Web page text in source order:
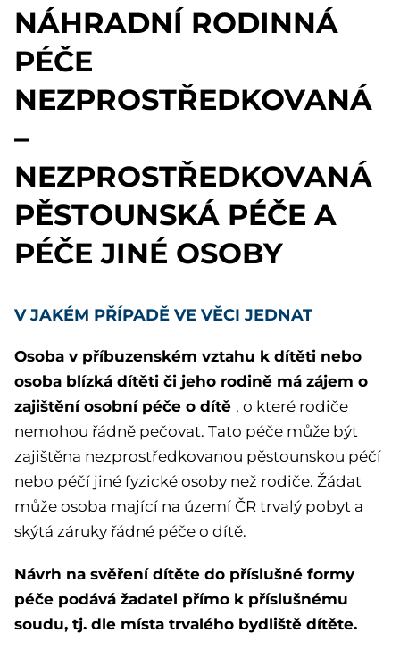
NÁHRADNÍ RODINNÁ
PÉČE
NEZPROSTŘEDKOVANÁ
–
NEZPROSTŘEDKOVANÁ
PĚSTOUNSKÁ PÉČE A
PÉČE JINÉ OSOBY
V JAKÉM PŘÍPADĚ VE VĚCI JEDNAT
Osoba v příbuzenském vztahu k dítěti nebo
osoba blízká dítěti či jeho rodině má zájem o
zajištění osobní péče o dítě , o které rodiče
nemohou řádně pečovat. Tato péče může být
zajištěna nezprostředkovanou pěstounskou péčí
nebo péčí jiné fyzické osoby než rodiče. Žádat
může osoba mající na území ČR trvalý pobyt a
skýtá záruky řádné péče o dítě.
Návrh na svěření dítěte do příslušné formy
péče podává žadatel přímo k příslušnému
soudu, tj. dle místa trvalého bydliště dítěte.